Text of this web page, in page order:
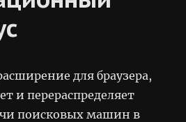
для браузера,
и перераспределяет
поисковых машин в